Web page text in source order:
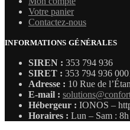
Votre panier
Contactez-nous
INFORMATIONS GÉNÉRALES
SIREN : 353 794 936
SIRET : 353 794 936
Adresse : 10 Rue de
E-mail :
Hébergeur : IONOS –
Horaires : Lun – Sam :